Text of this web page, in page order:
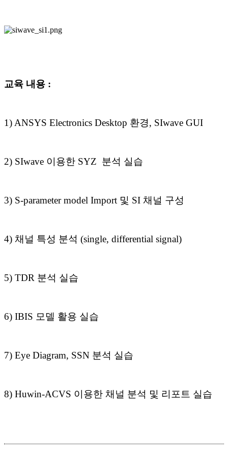
교육 내용 :
1) ANSYS Electronics Desktop 환경, SIwave GUI
2) SIwave 이용한 SYZ 분석 실습
3) S-parameter model Import 및 SI 채널 구성
4) 채널 특성 분석 (single, differential signal)
5) TDR 분석 실습
6) IBIS 모델 활용 실습
7) Eye Diagram, SSN 분석 실습
8) Huwin-ACVS 이용한 채널 분석 및 리포트 실습